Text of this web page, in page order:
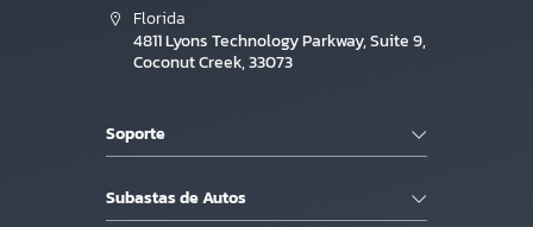
Florida
4811 Lyons Technology Parkway, Suite 9,
Coconut Creek, 33073
Soporte
Subastas de Autos